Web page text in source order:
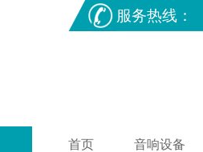
服务热线：
首页 音响设备